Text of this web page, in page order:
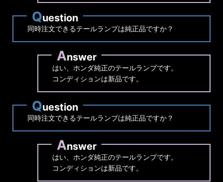
Question
同時注文できるテールランプは純正品ですか？
Answer
はい、ホンダ純正のテールランプです。
コンディションは新品です。
Question
同時注文できるテールランプは純正品ですか？
Answer
はい、ホンダ純正のテールランプです。
コンディションは新品です。